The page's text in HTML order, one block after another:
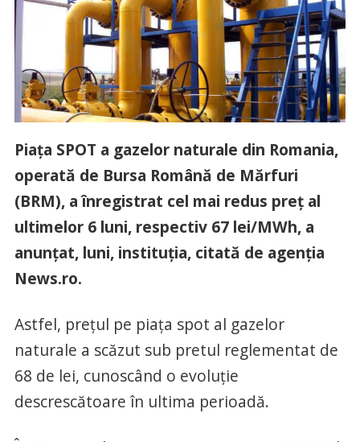
Piaţa SPOT a gazelor naturale din Romania,
operată de Bursa Română de Mărfuri
(BRM), a înregistrat cel mai redus preţ al
ultimelor 6 luni, respectiv 67 lei/MWh, a
anunţat, luni, instituţia, citată de agenţia
News.ro.
Astfel, preţul pe piaţa spot al gazelor
naturale a scăzut sub pretul reglementat de
68 de lei, cunoscând o evoluţie
descrescătoare în ultima perioadă.